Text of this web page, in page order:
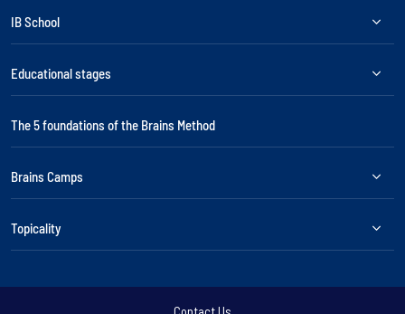
IB School
Educational stages
The 5 foundations of the Brains Method
Brains Camps
Topicality